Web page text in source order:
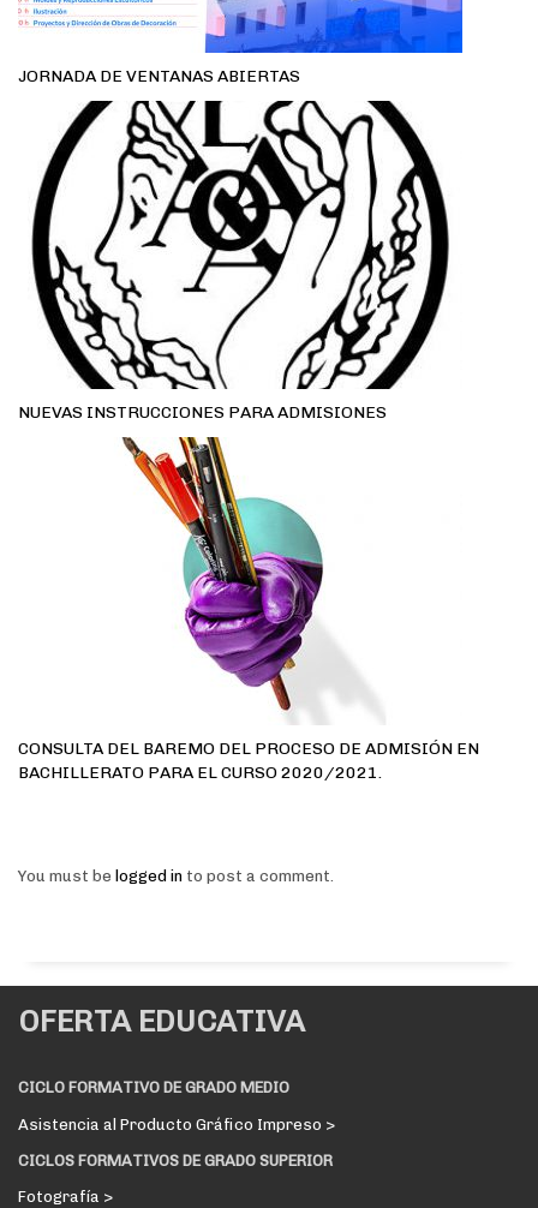
JORNADA DE VENTANAS ABIERTAS
NUEVAS INSTRUCCIONES PARA ADMISIONES
CONSULTA DEL BAREMO DEL PROCESO DE ADMISIÓN EN
BACHILLERATO PARA EL CURSO 2020/2021.
You must be logged in to post a comment.
OFERTA EDUCATIVA
CICLO FORMATIVO DE GRADO MEDIO
Asistencia al Producto Gráfico Impreso >
CICLOS FORMATIVOS DE GRADO SUPERIOR
Fotografía >